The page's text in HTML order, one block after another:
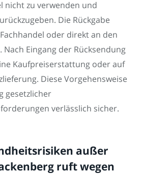
nicht zu verwenden und
Die Rückgabe
oder direkt an den
Eingang der Rücksendung
Kaufpreiserstattung oder auf
Diese Vorgehensweise
gesetzlicher
verlässlich sicher.
außer
ruft wegen